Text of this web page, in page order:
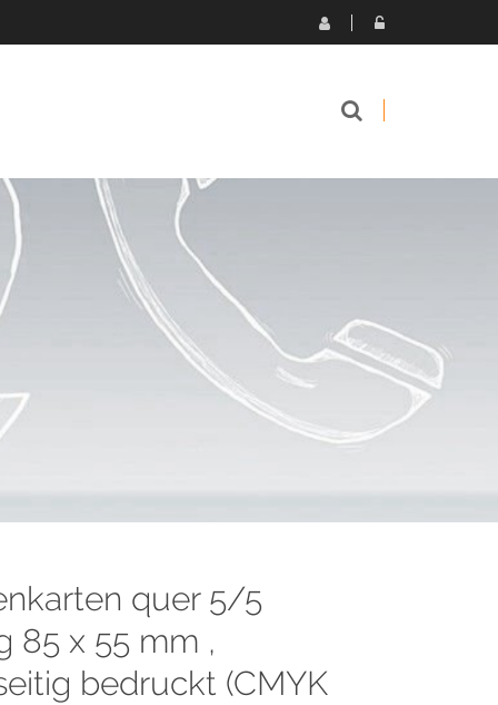
quer 5/5
85 x 55 mm ,
bedruckt (CMYK